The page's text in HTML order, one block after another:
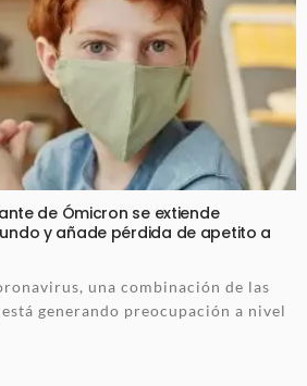
de Ómicron se extiende
y añade pérdida de apetito a
una combinación de las
está generando preocupación a nivel